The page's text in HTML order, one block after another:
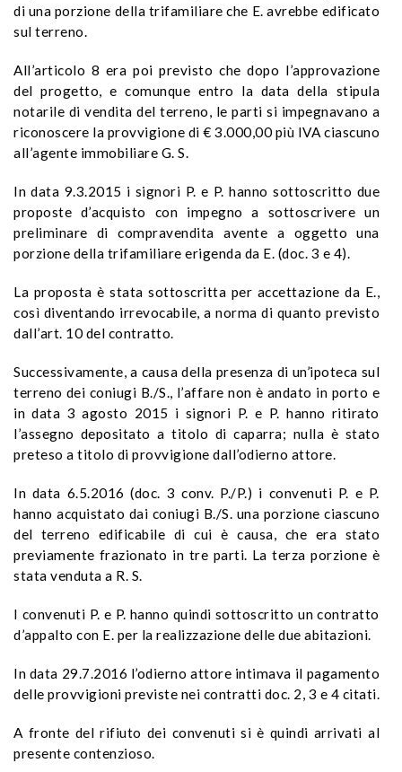
di una porzione della trifamiliare che E. avrebbe edificato
sul terreno.
All’articolo 8 era poi previsto che dopo l’approvazione
del progetto, e comunque entro la data della stipula
notarile di vendita del terreno, le parti si impegnavano a
riconoscere la provvigione di € 3.000,00 più IVA ciascuno
all’agente immobiliare G. S.
In data 9.3.2015 i signori P. e P. hanno sottoscritto due
proposte d’acquisto con impegno a sottoscrivere un
preliminare di compravendita avente a oggetto una
porzione della trifamiliare erigenda da E. (doc. 3 e 4).
La proposta è stata sottoscritta per accettazione da E.,
così diventando irrevocabile, a norma di quanto previsto
dall’art. 10 del contratto.
Successivamente, a causa della presenza di un’ipoteca sul
terreno dei coniugi B./S., l’affare non è andato in porto e
in data 3 agosto 2015 i signori P. e P. hanno ritirato
l’assegno depositato a titolo di caparra; nulla è stato
preteso a titolo di provvigione dall’odierno attore.
In data 6.5.2016 (doc. 3 conv. P./P.) i convenuti P. e P.
hanno acquistato dai coniugi B./S. una porzione ciascuno
del terreno edificabile di cui è causa, che era stato
previamente frazionato in tre parti. La terza porzione è
stata venduta a R. S.
I convenuti P. e P. hanno quindi sottoscritto un contratto
d’appalto con E. per la realizzazione delle due abitazioni.
In data 29.7.2016 l’odierno attore intimava il pagamento
delle provvigioni previste nei contratti doc. 2, 3 e 4 citati.
A fronte del rifiuto dei convenuti si è quindi arrivati al
presente contenzioso.